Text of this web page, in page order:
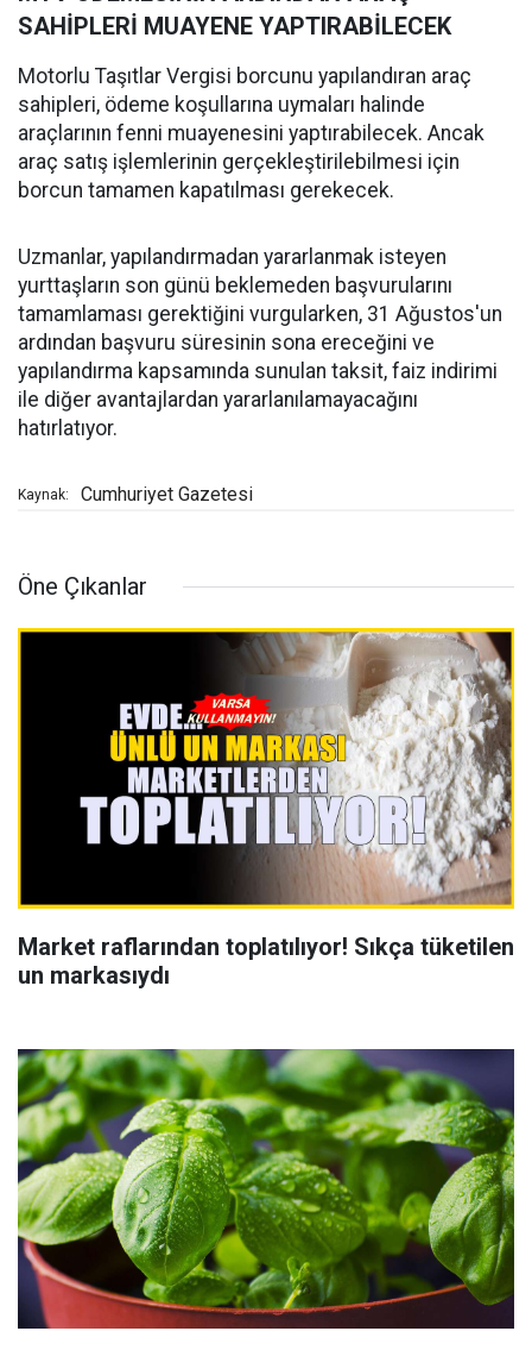
SAHİPLERİ MUAYENE YAPTIRABİLECEK
Motorlu Taşıtlar Vergisi borcunu yapılandıran araç
sahipleri, ödeme koşullarına uymaları halinde
araçlarının fenni muayenesini yaptırabilecek. Ancak
araç satış işlemlerinin gerçekleştirilebilmesi için
borcun tamamen kapatılması gerekecek.
Uzmanlar, yapılandırmadan yararlanmak isteyen
yurttaşların son günü beklemeden başvurularını
tamamlaması gerektiğini vurgularken, 31 Ağustos'un
ardından başvuru süresinin sona ereceğini ve
yapılandırma kapsamında sunulan taksit, faiz indirimi
ile diğer avantajlardan yararlanılamayacağını
hatırlatıyor.
Kaynak: Cumhuriyet Gazetesi
Öne Çıkanlar
Market raflarından toplatılıyor! Sıkça tüketilen
un markasıydı